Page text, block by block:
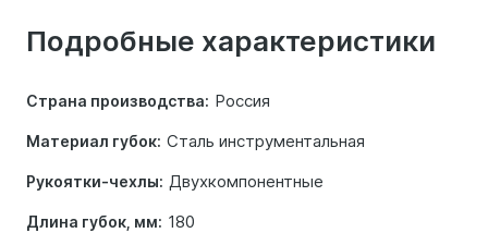
товаре
Подробные характеристики
Страна производства: Россия
Материал губок: Сталь инструментальная
Рукоятки-чехлы: Двухкомпонентные
Длина губок, мм: 180